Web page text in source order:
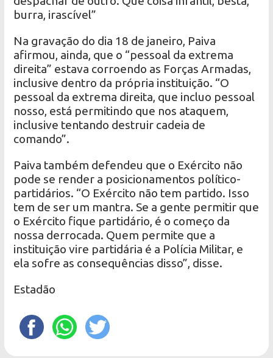
burra, irascível”
Na gravação do dia 18 de janeiro, Paiva
afirmou, ainda, que o “pessoal da extrema
direita” estava corroendo as Forças Armadas,
inclusive dentro da própria instituição. “O
pessoal da extrema direita, que incluo pessoal
nosso, está permitindo que nos ataquem,
inclusive tentando destruir cadeia de
comando”.
Paiva também defendeu que o Exército não
pode se render a posicionamentos político-
partidários. “O Exército não tem partido. Isso
tem de ser um mantra. Se a gente permitir que
o Exército fique partidário, é o começo da
nossa derrocada. Quem permite que a
instituição vire partidária é a Polícia Militar, e
ela sofre as consequências disso”, disse.
Estadão